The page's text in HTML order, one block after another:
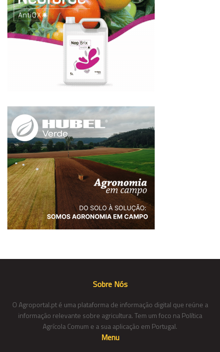
Sobre Nós
O Agroportal.pt é uma plataforma de informação digital que reúne a
informação relevante sobre agricultura. Tem um foco na Política
Agrícola Comum e a sua aplicação em Portugal.
Menu